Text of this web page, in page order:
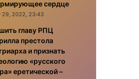
сердце
29, 2022, 23:43
главу РПЦ
престола
и признать
«русского
еретической –